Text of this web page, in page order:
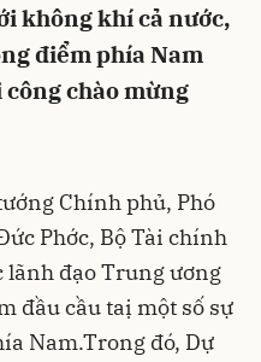
không khí cả nước,
điểm phía Nam
chào mừng
Chính phủ, Phó
Phớc, Bộ Tài chính
lãnh đạo Trung ương
đầu cầu taị một số sự
Nam.Trong đó, Dự
Hủy